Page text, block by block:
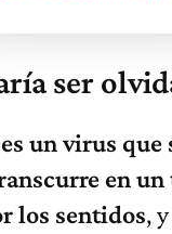
ser
un virus
en un
los sentidos,